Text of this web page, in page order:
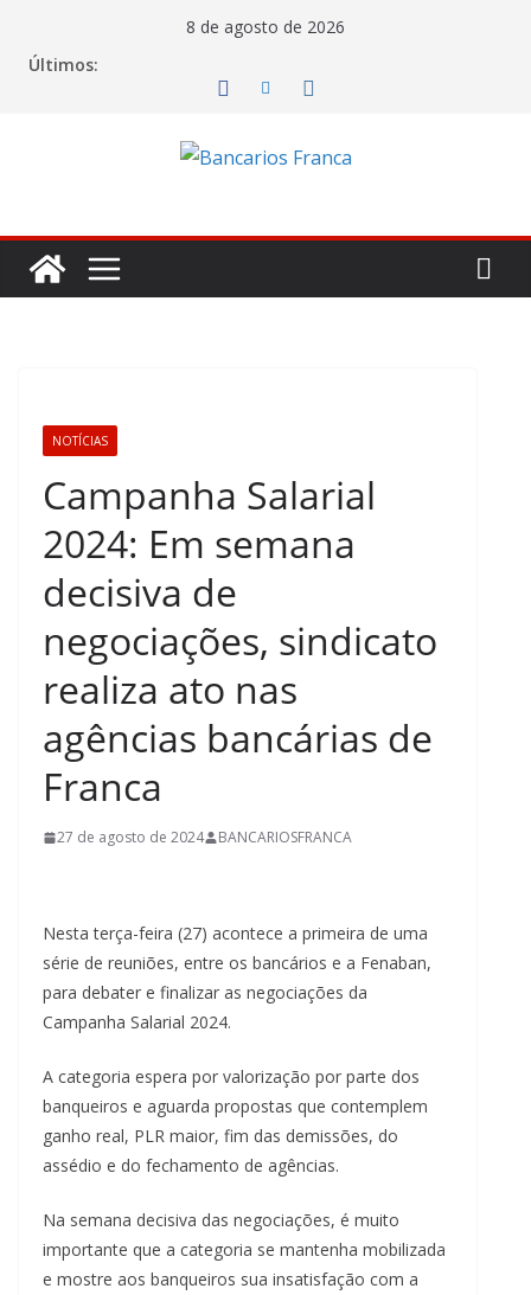
8 de agosto de 2026
Últimos:
NOTÍCIAS
Campanha Salarial
2024: Em semana
decisiva de
negociações, sindicato
realiza ato nas
agências bancárias de
Franca
27 de agosto de 2024 BANCARIOSFRANCA
Nesta terça-feira (27) acontece a primeira de uma
série de reuniões, entre os bancários e a Fenaban,
para debater e finalizar as negociações da
Campanha Salarial 2024.
A categoria espera por valorização por parte dos
banqueiros e aguarda propostas que contemplem
ganho real, PLR maior, fim das demissões, do
assédio e do fechamento de agências.
Na semana decisiva das negociações, é muito
importante que a categoria se mantenha mobilizada
e mostre aos banqueiros sua insatisfação com a